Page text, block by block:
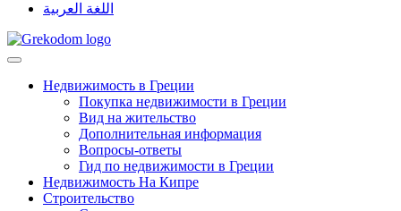
اللغة العربية
Недвижимость в Греции
Покупка недвижимости в Греции
Вид на жительство
Дополнительная информация
Вопросы-ответы
Гид по недвижимости в Греции
Недвижимость На Кипре
Строительство